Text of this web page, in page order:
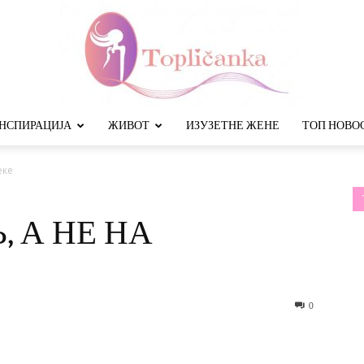
ЖИВОТ ИЗУЗЕТНЕ ЖЕНЕ ТОП
А НЕ НА
0